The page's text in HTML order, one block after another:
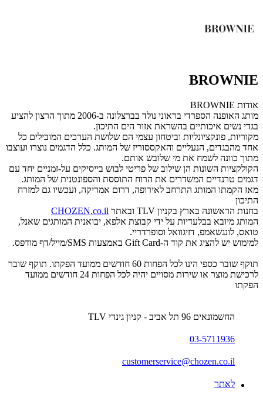
BROWNIE
אודות BROWNIE
מותג האופנה הספרדי בראוני נולד בברצלונה ב-2006 מתוך הרצון להציע
בגדי נשים איכותיים בהשראת אזור הים התיכון.
מקוריות, פונקציונליות וביטחון עצמי הם שלושת הערכים המובילים כל
אחד מהבגדים, הנעליים והאקססוריז של המותג. כלל הדגמים נוצרו ועוצבו
מתוך כוונה לשמח את מי שלובש אותם.
הקולקציות השונות הן שילוב של פריטי לבוש בייסיקים על-זמניים יחד עם
דגמים טרנדיים המשדרים את הרוח התוססת והספונטנית של המותג.
מאז הקמתו המותג התרחב לאירופה, דרום אמריקה, ועכשיו גם למזרח
התיכון
בחנות הראשונה בארץ בקניון TLV ובאתר CHOZEN.co.il
המותג מיובא בבלעדיות על ידי קבוצת אלפא, יבואנית המותגים שאנל,
טואס, לונגשאמפ, דזיגוואל וסופרדריי.
למימוש יש להציג את קוד ה-Gift Card באמצעות SMS/מייל/דף מודפס.
תוקף שובר כספי הינו לכל הפחות 60 חודשים ממועד הפקתו. תוקף שובר
לרכישת מוצר או שירות מסויים יהיה לכל הפחות 24 חודשים ממועד
הפקתו
החשמונאים 96 תל אביב - קניון גינדי TLV
03-5711936
customerservice@chozen.co.il
לאתר